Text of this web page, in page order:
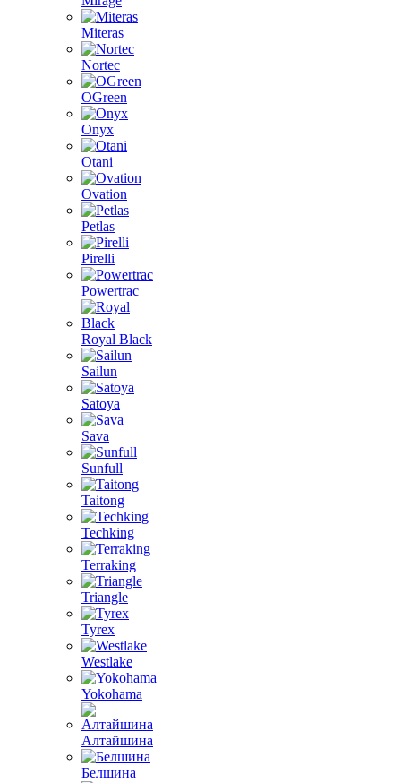
Miteras
Nortec
OGreen
Onyx
Otani
Ovation
Petlas
Pirelli
Powertrac
Royal Black
Sailun
Satoya
Sava
Sunfull
Taitong
Techking
Terraking
Triangle
Tyrex
Westlake
Yokohama
Алтайшина
Белшина